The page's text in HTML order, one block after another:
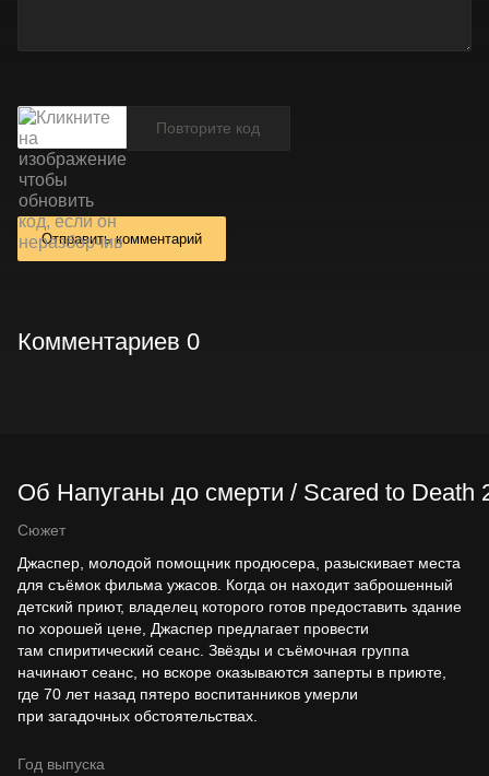
Отправить комментарий
Комментариев 0
Об Напуганы до смерти / Scared to Death
Сюжет
Джаспер, молодой помощник продюсера, разыскивает места
для съёмок фильма ужасов. Когда он находит заброшенный
детский приют, владелец которого готов предоставить здание
по хорошей цене, Джаспер предлагает провести
там спиритический сеанс. Звёзды и съёмочная группа
начинают сеанс, но вскоре оказываются заперты в приюте,
где 70 лет назад пятеро воспитанников умерли
при загадочных обстоятельствах.
Год выпуска